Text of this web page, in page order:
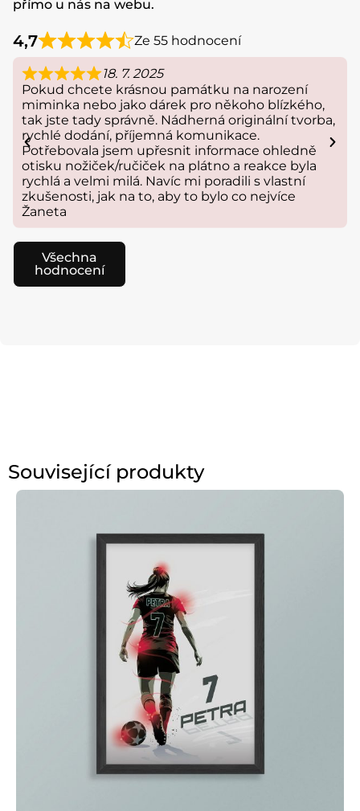
přímo u nás na webu.
4,7 Ze 55 hodnocení
18. 7. 2025
Pokud chcete krásnou památku na narození
miminka nebo jako dárek pro někoho blízkého,
tak jste tady správně. Nádherná originální tvorba,
rychlé dodání, příjemná komunikace.
Potřebovala jsem upřesnit informace ohledně
otisku nožiček/ručiček na plátno a reakce byla
rychlá a velmi milá. Navíc mi poradili s vlastní
zkušenosti, jak na to, aby to bylo co nejvíce
Žaneta
Všechna
hodnocení
Související produkty